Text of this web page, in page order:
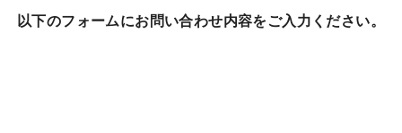
以下のフォームにお問い合わせ内容をご入力ください。